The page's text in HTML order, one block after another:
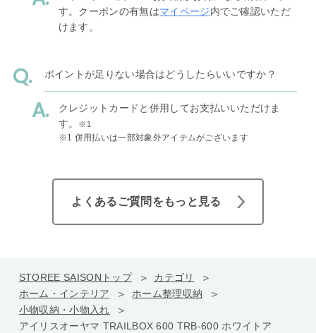
す。クーポンの有無はマイページ内でご確認いただ
けます。
ポイントが足りない場合はどうしたらいいですか？
クレジットカードと併用してお支払いいただけま
す。
※1
※1 併用払いは一部対象外アイテムがございます
よくあるご質問をもっと見る
STOREE SAISONトップ
カテゴリ
ホーム・インテリア
ホーム整理収納
小物収納・小物入れ
アイリスオーヤマ TRAILBOX 600 TRB-600 ホワイトア